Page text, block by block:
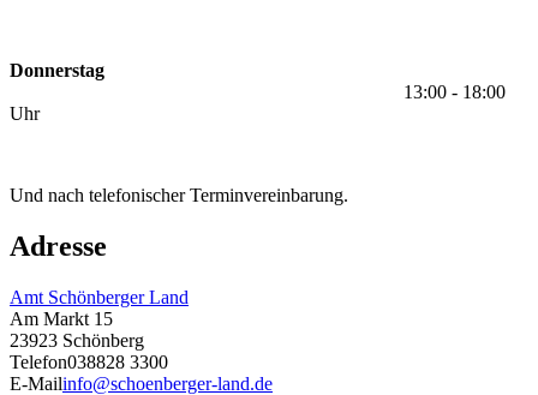
Donnerstag
13:00 - 18:00
Uhr
Und nach telefonischer Terminvereinbarung.
Adresse
Amt Schönberger Land
Am Markt 15
23923 Schönberg
Telefon038828 3300
E-Mailinfo@schoenberger-land.de